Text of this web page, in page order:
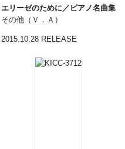
エリーゼのために／ピアノ名曲集
その他（Ｖ．Ａ）
2015.10.28 RELEASE